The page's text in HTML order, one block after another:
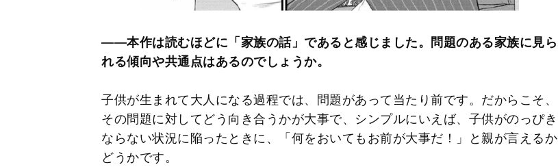
――本作は読むほどに「家族の話」であると感じました。問題のある家族に見ら
れる傾向や共通点はあるのでしょうか。
子供が生まれて大人になる過程では、問題があって当たり前です。だからこそ、
その問題に対してどう向き合うかが大事で、シンプルにいえば、子供がのっぴき
ならない状況に陥ったときに、「何をおいてもお前が大事だ！」と親が言えるか
どうかです。